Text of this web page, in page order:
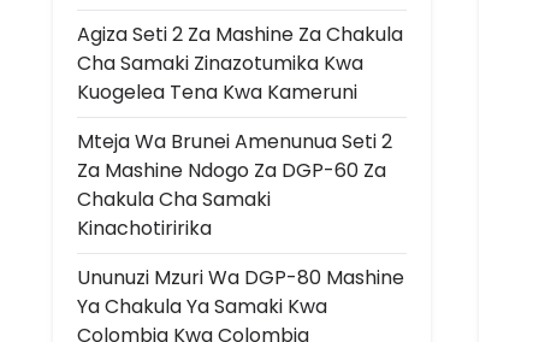
Agiza Seti 2 Za Mashine Za Chakula
Cha Samaki Zinazotumika Kwa
Kuogelea Tena Kwa Kameruni
Mteja Wa Brunei Amenunua Seti 2
Za Mashine Ndogo Za DGP-60 Za
Chakula Cha Samaki
Kinachotiririka
Ununuzi Mzuri Wa DGP-80 Mashine
Ya Chakula Ya Samaki Kwa
Colombia Kwa Colombia